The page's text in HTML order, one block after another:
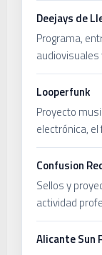
Deejays de
Programa,
audiovisuales
Looperfunk
Proyecto
electrónica, el
Confusion
Sellos y
actividad
Alicante Sun